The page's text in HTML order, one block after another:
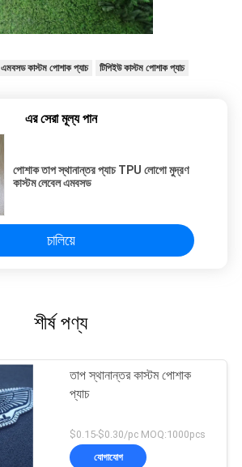
এমবসড কাস্টম পোশাক প্যাচ টিপিইউ কাস্টম পোশাক প্যাচ
এর সেরা মূল্য পান
পোশাক তাপ স্থানান্তর প্যাচ TPU লোগো মুদ্রণ
কাস্টম লেবেল এমবসড
চালিয়ে
শীর্ষ পণ্য
তাপ স্থানান্তর কাস্টম পোশাক
প্যাচ
$0.15-$0.30/pc MOQ:1000pcs
যোগাযোগ